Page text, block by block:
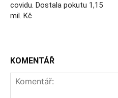
covidu. Dostala pokutu 1,15
mil. Kč
KOMENTÁŘ